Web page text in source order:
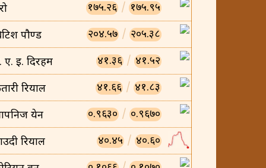
१७५.२६ / १७५.९५
पौण्ड २०४.५७ / २०५.३८
ए. इ. दिरहम ४१.३६ / ४१.५२
रियाल ४१.६६ / ४१.८३
येन ०.९६३० / ०.९६७०
रियाल ४०.४५ / ४०.६०